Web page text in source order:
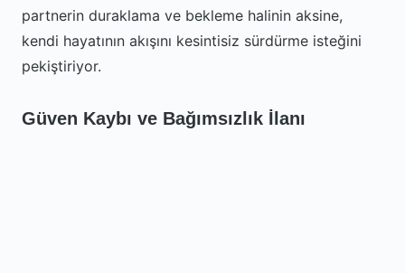
partnerin duraklama ve bekleme halinin aksine,
kendi hayatının akışını kesintisiz sürdürme isteğini
pekiştiriyor.
Güven Kaybı ve Bağımsızlık İlanı